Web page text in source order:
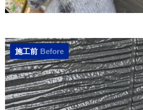
施工前 Before